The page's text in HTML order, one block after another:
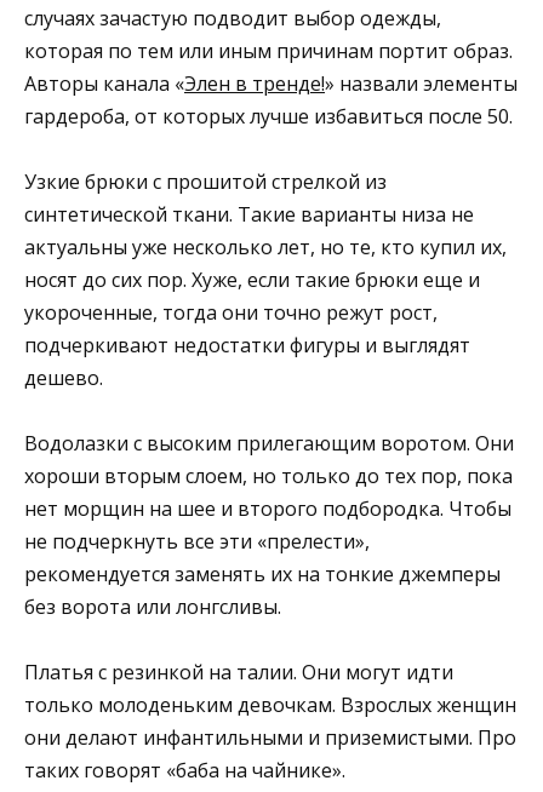
случаях зачастую подводит выбор одежды,
которая по тем или иным причинам портит образ.
Авторы канала «Элен в тренде!» назвали элементы
гардероба, от которых лучше избавиться после 50.
Узкие брюки с прошитой стрелкой из
синтетической ткани. Такие варианты низа не
актуальны уже несколько лет, но те, кто купил их,
носят до сих пор. Хуже, если такие брюки еще и
укороченные, тогда они точно режут рост,
подчеркивают недостатки фигуры и выглядят
дешево.
Водолазки с высоким прилегающим воротом. Они
хороши вторым слоем, но только до тех пор, пока
нет морщин на шее и второго подбородка. Чтобы
не подчеркнуть все эти «прелести»,
рекомендуется заменять их на тонкие джемперы
без ворота или лонгсливы.
Платья с резинкой на талии. Они могут идти
только молоденьким девочкам. Взрослых женщин
они делают инфантильными и приземистыми. Про
таких говорят «баба на чайнике».